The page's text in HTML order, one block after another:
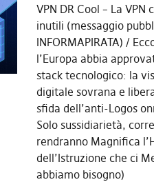
VPN DR Cool – La
inutili (messaggio
INFORMAPIRATA)
l’Europa abbia
stack tecnologico: la
digitale sovrana e
sfida dell’anti-Logos
Solo sussidiarietà,
rendranno Magnifica
dell’Istruzione che ci
abbiamo bisogno)